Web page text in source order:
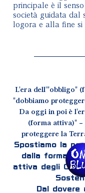
principale è il
società guidata dal
logora e alla fine si
L'era dell'"obbligo"
"dobbiamo
Da oggi in poi è
(forma attiva)"
proteggere la
Spostiamo la
dalla forma
attiva degli
Dal dovere